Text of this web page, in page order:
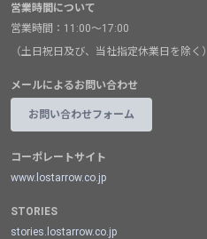
営業時間について
営業時間：11:00～17:00
（土日祝日及び、当社指定休業日を除く）
メールによるお問い合わせ
お問い合わせフォーム
コーポレートサイト
www.lostarrow.co.jp
STORIES
stories.lostarrow.co.jp